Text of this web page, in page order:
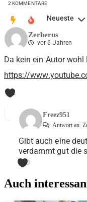
2KOMMENTARE
Neueste
Zerberus
vor 6 Jahren
Da kein ein Autor
https://
1
Freez951
Antwort an
Gibt auch eine
verdammt gut die
0
Auch